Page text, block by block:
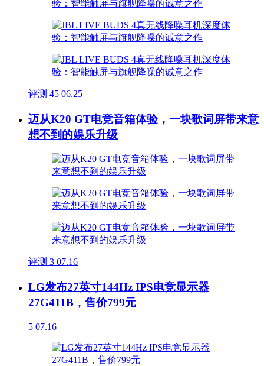
评测 45 06.25
迈从K20 GT电竞音箱体验，一块歌词屏带来意
想不到的娱乐升级
评测 3 07.16
LG发布27英寸144Hz IPS电竞显示器
27G411B，售价799元
5 07.16